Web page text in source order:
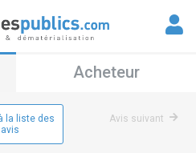
Acheteur
la liste des
avis
Avis suivant